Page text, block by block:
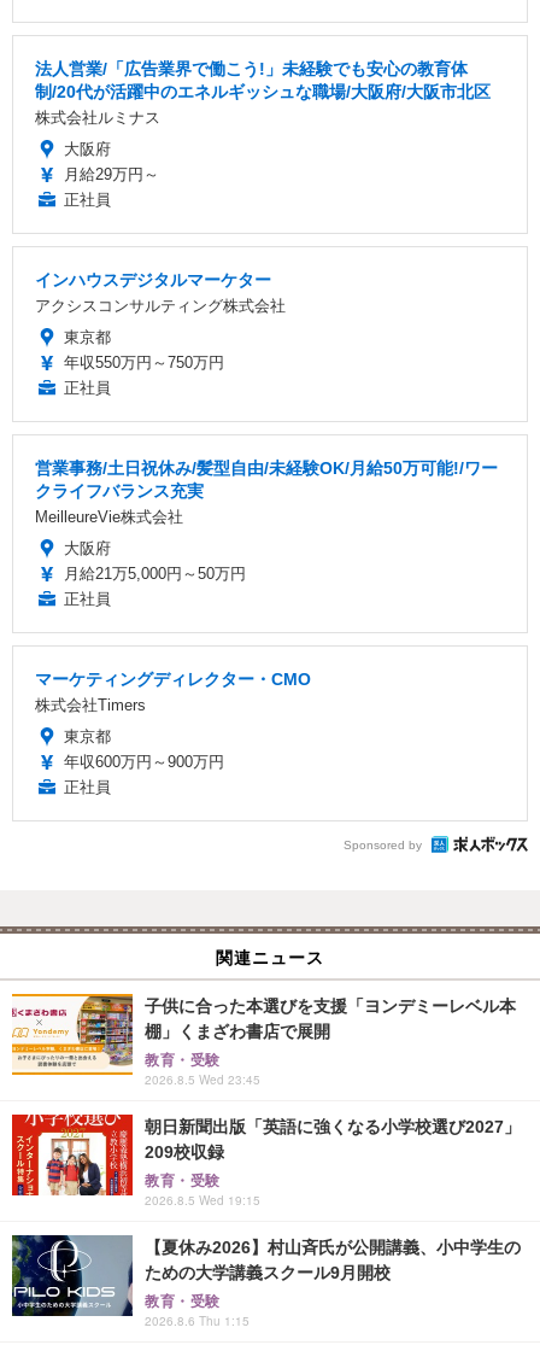
法人営業/「広告業界で働こう!」未経験でも安心の教育体
制/20代が活躍中のエネルギッシュな職場/大阪府/大阪市北区
株式会社ルミナス
大阪府
月給29万円～
正社員
インハウスデジタルマーケター
アクシスコンサルティング株式会社
東京都
年収550万円～750万円
正社員
営業事務/土日祝休み/髪型自由/未経験OK/月給50万可能!/ワー
クライフバランス充実
MeilleureVie株式会社
大阪府
月給21万5,000円～50万円
正社員
マーケティングディレクター・CMO
株式会社Timers
東京都
年収600万円～900万円
正社員
Sponsored by
関連ニュース
子供に合った本選びを支援「ヨンデミーレベル本
棚」くまざわ書店で展開
教育・受験
2026.8.5 Wed 23:45
朝日新聞出版「英語に強くなる小学校選び2027」
209校収録
教育・受験
2026.8.5 Wed 19:15
【夏休み2026】村山斉氏が公開講義、小中学生の
ための大学講義スクール9月開校
教育・受験
2026.8.6 Thu 1:15